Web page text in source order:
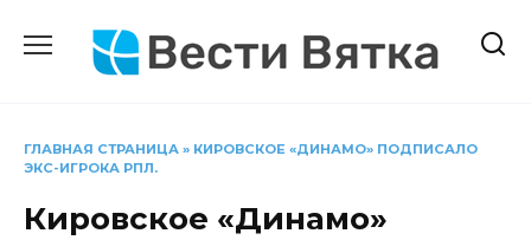
содержанию
ГЛАВНАЯ СТРАНИЦА » КИРОВСКОЕ «ДИНАМО» ПОДПИСАЛО
ЭКС-ИГРОКА РПЛ.
Кировское «Динамо»